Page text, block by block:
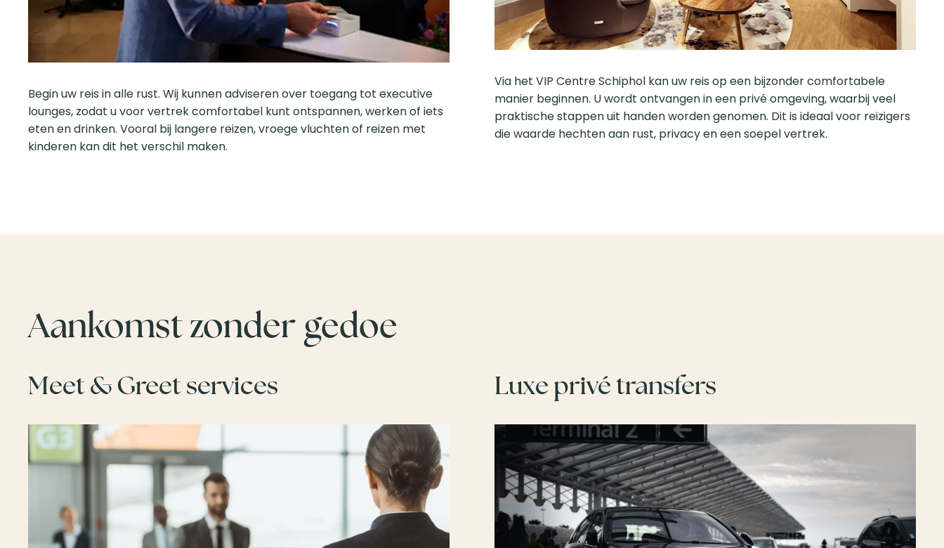
Begin uw reis in alle rust. Wij kunnen adviseren over toegang tot executive
lounges, zodat u voor vertrek comfortabel kunt ontspannen, werken of iets
eten en drinken. Vooral bij langere reizen, vroege vluchten of reizen met
kinderen kan dit het verschil maken.
Via het VIP Centre Schiphol kan uw reis op een bijzonder comfortabele
manier beginnen. U wordt ontvangen in een privé omgeving, waarbij veel
praktische stappen uit handen worden genomen. Dit is ideaal voor reizigers
die waarde hechten aan rust, privacy en een soepel vertrek.
Aankomst zonder gedoe
Meet & Greet services Luxe privé transfers